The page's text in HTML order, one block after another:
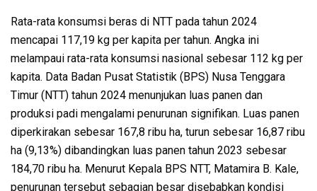
Rata-rata konsumsi beras di NTT pada tahun 2024
mencapai 117,19 kg per kapita per tahun. Angka ini
melampaui rata-rata konsumsi nasional sebesar 112 kg per
kapita. Data Badan Pusat Statistik (BPS) Nusa Tenggara
Timur (NTT) tahun 2024 menunjukan luas panen dan
produksi padi mengalami penurunan signifikan. Luas panen
diperkirakan sebesar 167,8 ribu ha, turun sebesar 16,87 ribu
ha (9,13%) dibandingkan luas panen tahun 2023 sebesar
184,70 ribu ha. Menurut Kepala BPS NTT, Matamira B. Kale,
penurunan tersebut sebagian besar disebabkan kondisi